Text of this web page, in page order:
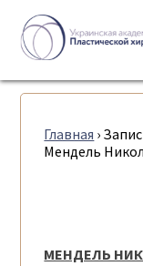
Главная ›
Мендель
МЕНДЕЛЬ